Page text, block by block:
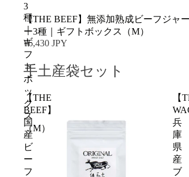
3
種
｜
ギ
フ
ト
ボ
ッ
ク
ス
（M）
【THE BEEF】無添加熟成ビーフジャ
ー3種｜ギフトボックス（M）
¥6,430 JPY
手土産袋セット
【THE
BEEF】
国
産
ビ
ー
フ
【
兵
庫
県
産
ブ